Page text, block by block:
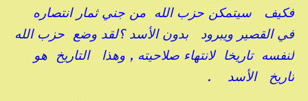
فكيف سيتمكن حزب الله من جني ثمار انتصاره
في القصير ويبرود بدون الأسد ؟لقد وضع حزب الله
لنفسه تاريخا لانتهاء صلاحيته , وهذا التاريخ هو
تاريخ الأسد .